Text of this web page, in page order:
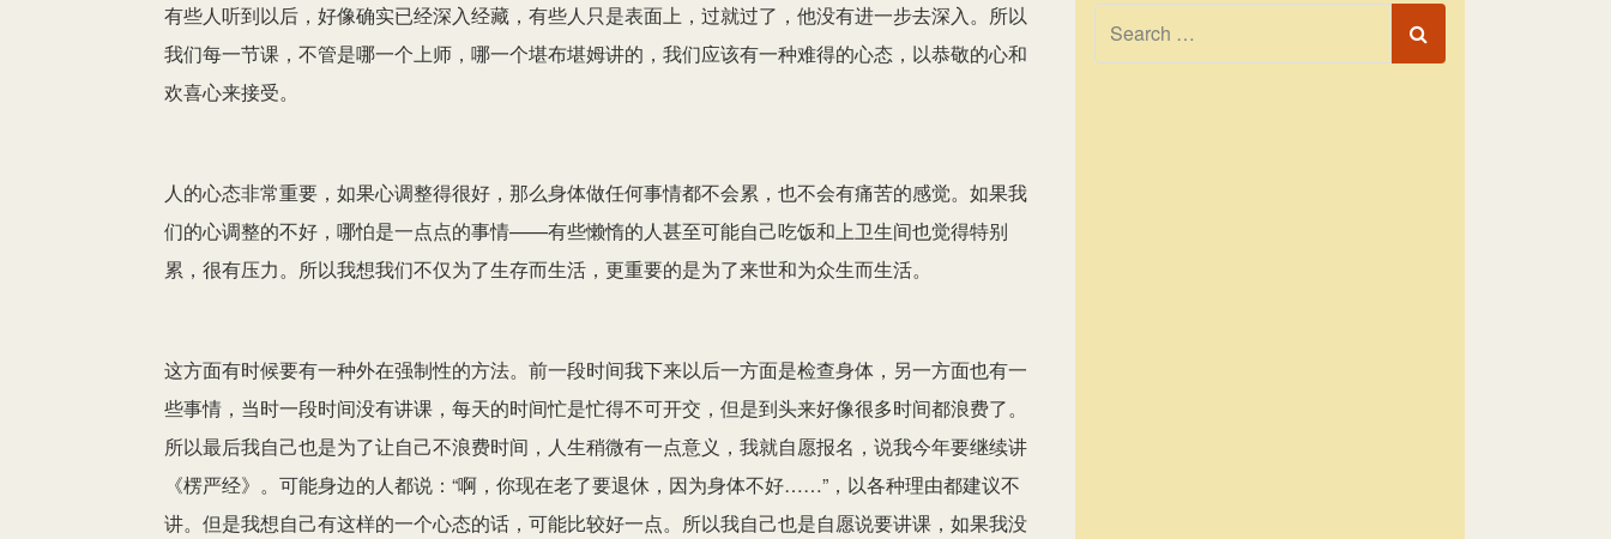
有些人听到以后，好像确实已经深入经藏，有些人只是表面上，过就过了，他没有进一步去深入。所以
我们每一节课，不管是哪一个上师，哪一个堪布堪姆讲的，我们应该有一种难得的心态，以恭敬的心和
欢喜心来接受。
人的心态非常重要，如果心调整得很好，那么身体做任何事情都不会累，也不会有痛苦的感觉。如果我
们的心调整的不好，哪怕是一点点的事情——有些懒惰的人甚至可能自己吃饭和上卫生间也觉得特别
累，很有压力。所以我想我们不仅为了生存而生活，更重要的是为了来世和为众生而生活。
这方面有时候要有一种外在强制性的方法。前一段时间我下来以后一方面是检查身体，另一方面也有一
些事情，当时一段时间没有讲课，每天的时间忙是忙得不可开交，但是到头来好像很多时间都浪费了。
所以最后我自己也是为了让自己不浪费时间，人生稍微有一点意义，我就自愿报名，说我今年要继续讲
《楞严经》。可能身边的人都说：“啊，你现在老了要退休，因为身体不好……”，以各种理由都建议不
讲。但是我想自己有这样的一个心态的话，可能比较好一点。所以我自己也是自愿说要讲课，如果我没